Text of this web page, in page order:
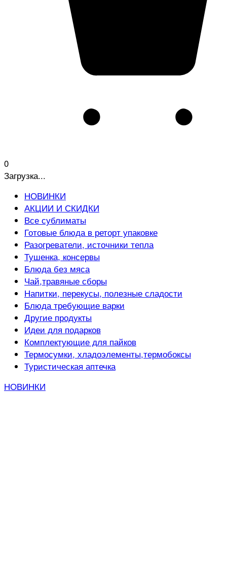
0
Загрузка...
НОВИНКИ
АКЦИИ И СКИДКИ
Все сублиматы
Готовые блюда в реторт упаковке
Разогреватели, источники тепла
Тушенка, консервы
Блюда без мяса
Чай,травяные сборы
Напитки, перекусы, полезные сладости
Блюда требующие варки
Другие продукты
Идеи для подарков
Комплектующие для пайков
Термосумки, хладоэлементы,термобоксы
Туристическая аптечка
НОВИНКИ